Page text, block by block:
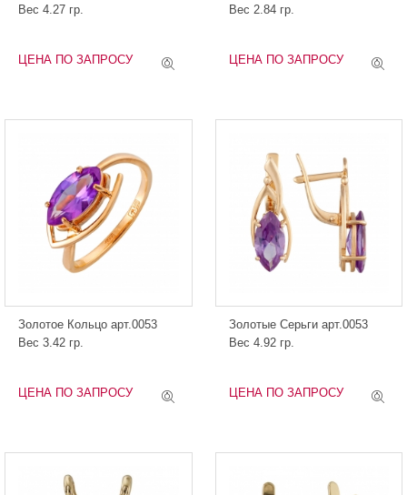
Вес 4.27 гр.
ЦЕНА ПО ЗАПРОСУ
Вес 2.84 гр.
ЦЕНА ПО ЗАПРОСУ
Золотое Кольцо арт.0053
Вес 3.42 гр.
ЦЕНА ПО ЗАПРОСУ
Золотые Серьги арт.0053
Вес 4.92 гр.
ЦЕНА ПО ЗАПРОСУ